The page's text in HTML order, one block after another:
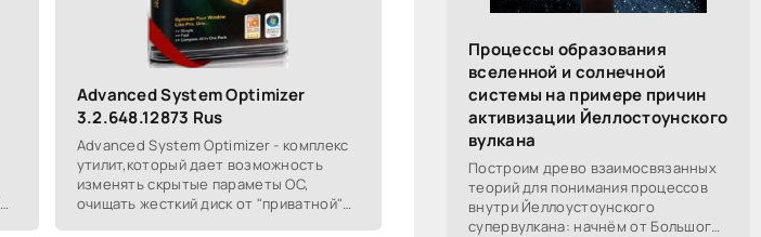
Advanced System Optimizer
3.2.648.12873 Rus
Advanced System Optimizer - комплекс
утилит,который дает возможность
изменять скрытые параметы ОС,
очищать жесткий диск от "приватной"
Процессы образования
вселенной и солнечной
системы на примере причин
активизации Йеллостоунского
вулкана
Построим древо взаимосвязанных
теорий для понимания процессов
внутри Йеллоустоунского
супервулкана: начнём от Большого